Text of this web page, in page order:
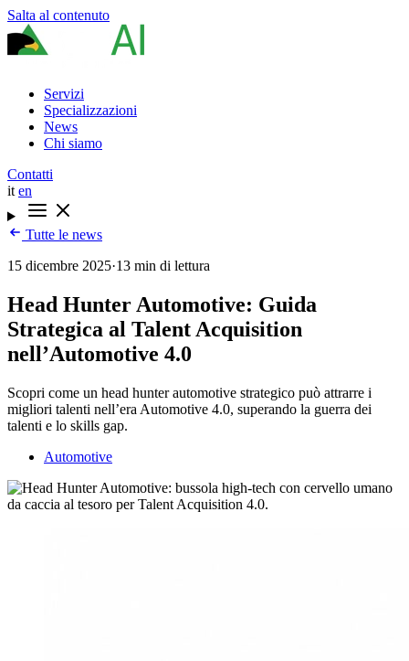
Salta al contenuto
Servizi
Specializzazioni
News
Chi siamo
Contatti
it en
Tutte le news
15 dicembre 2025·13 min di lettura
Head Hunter Automotive: Guida
Strategica al Talent Acquisition
nell’Automotive 4.0
Scopri come un head hunter automotive strategico può attrarre i
migliori talenti nell’era Automotive 4.0, superando la guerra dei
talenti e lo skills gap.
Automotive